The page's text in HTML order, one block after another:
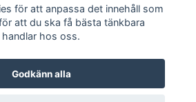
- Alla rättigheter reserverade
för att anpassa det innehåll som
att du ska få bästa tänkbara
hos oss.
Godkänn alla